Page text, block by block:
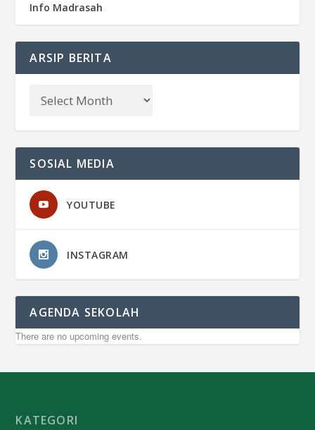
Info Madrasah
ARSIP BERITA
SOSIAL MEDIA
YOUTUBE
INSTAGRAM
AGENDA SEKOLAH
There are no upcoming events.
KATEGORI